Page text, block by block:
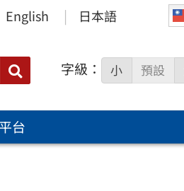
English 日本語
搜
尋：
字級： 小 預設
台